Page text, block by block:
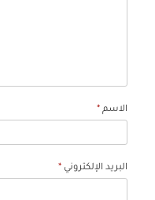
الاسم *
البريد الإلكتروني *